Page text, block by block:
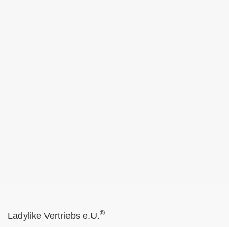
Ladylike Vertriebs e.U.®